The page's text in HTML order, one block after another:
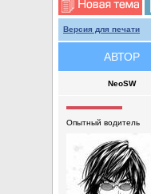
Версия для печати
АВТОР
NeoSW
Опытный водитель